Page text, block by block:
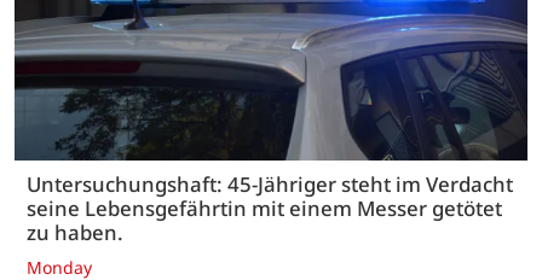
Untersuchungshaft: 45-Jähriger steht im Verdacht
seine Lebensgefährtin mit einem Messer getötet
zu haben.
Monday